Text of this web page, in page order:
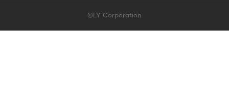
©LY Corporation
このコンテンツは掲載が終了しました | LINE占い